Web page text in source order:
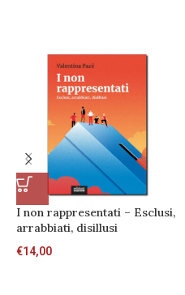
I non rappresentati – Esclusi,
arrabbiati, disillusi
€14,00